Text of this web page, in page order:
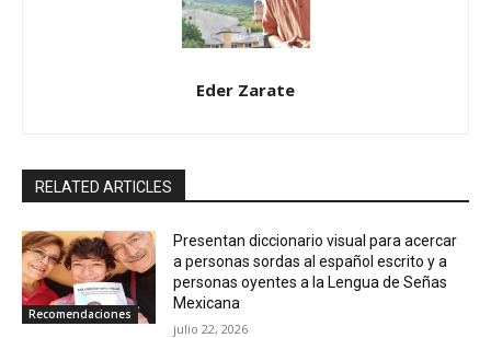
Eder Zarate
RELATED ARTICLES
Recomendaciones
Presentan diccionario visual para acercar
a personas sordas al español escrito y a
personas oyentes a la Lengua de Señas
Mexicana
julio 22, 2026